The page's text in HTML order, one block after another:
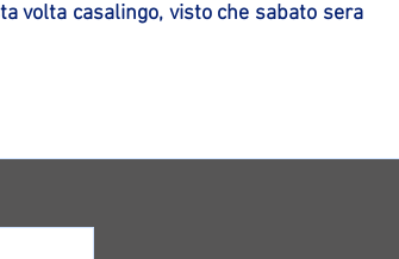
volta casalingo, visto che sabato sera